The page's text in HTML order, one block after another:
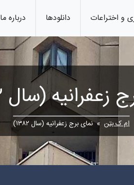
و اختراعات دانلودها درباره ما
(سال ۱۳۸۲)
ام ک بتن » نمای برج زعفرانیه (سال ۱۳۸۲)